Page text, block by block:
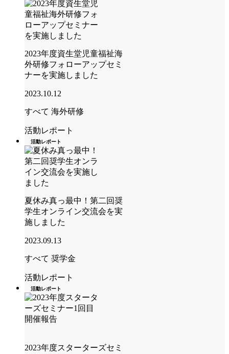
2023年度資生堂児童福祉海
外研修フォローアップセミ
ナーを実施しました
2023.10.12
すべて 海外研修
活動レポート
活動レポート
夏休み真っ最中！第二回奨
学生オンライン交流会を実
施しました
2023.09.13
すべて 奨学金
活動レポート
活動レポート
2023年度スターターズセミ